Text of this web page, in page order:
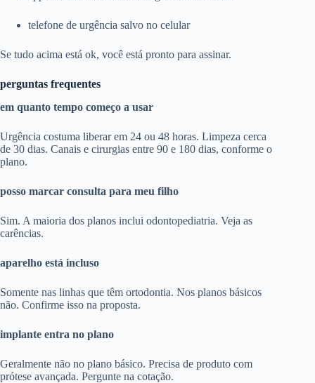
telefone de urgência salvo no celular
Se tudo acima está ok, você está pronto para assinar.
perguntas frequentes
em quanto tempo começo a usar
Urgência costuma liberar em 24 ou 48 horas. Limpeza cerca
de 30 dias. Canais e cirurgias entre 90 e 180 dias, conforme o
plano.
posso marcar consulta para meu filho
Sim. A maioria dos planos inclui odontopediatria. Veja as
carências.
aparelho está incluso
Somente nas linhas que têm ortodontia. Nos planos básicos
não. Confirme isso na proposta.
implante entra no plano
Geralmente não no plano básico. Precisa de produto com
prótese avançada. Pergunte na cotação.